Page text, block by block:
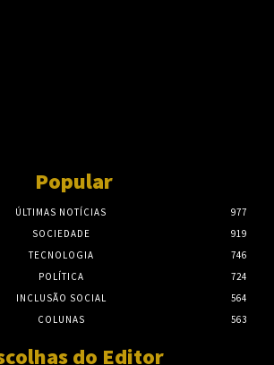
Popular
ÚLTIMAS NOTÍCIAS
977
SOCIEDADE
919
TECNOLOGIA
746
POLÍTICA
724
INCLUSÃO SOCIAL
564
COLUNAS
563
do Editor